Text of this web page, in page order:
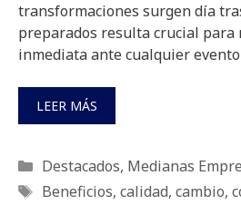
transformaciones surgen día
preparados resulta crucial para
inmediata ante cualquier
LEER MÁS
Categorías
Destacados, Medianas
Etiquetas
Beneficios, calidad, cambio,